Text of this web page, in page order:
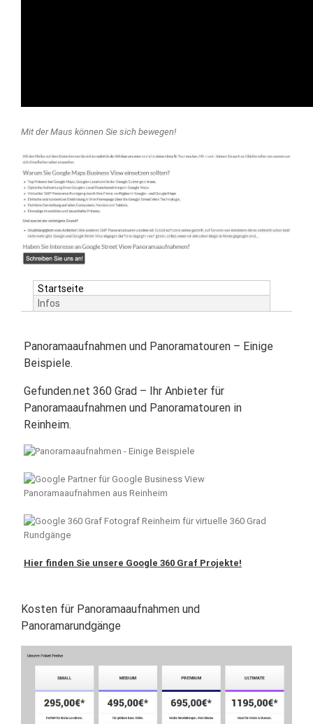
Mit der Maus können Sie sich bewegen!
Startseite
Infos
Panoramaaufnahmen und Panoramatouren – Einige
Beispiele.
Gefunden.net 360 Grad – Ihr Anbieter für
Panoramaaufnahmen und Panoramatouren in
Reinheim.
Hier finden Sie unsere Google 360 Graf Projekte!
Kosten für Panoramaaufnahmen und
Panoramarundgänge